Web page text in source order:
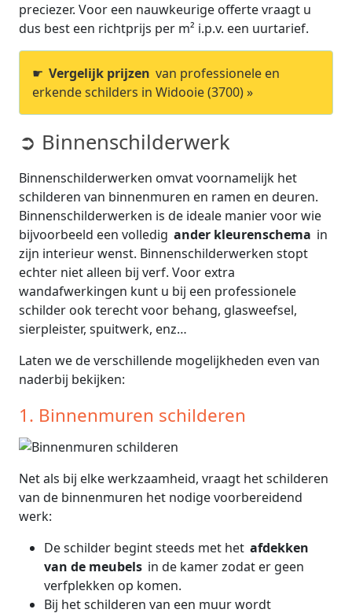
preciezer. Voor een nauwkeurige offerte vraagt u
dus best een richtprijs per m² i.p.v. een uurtarief.
☛ Vergelijk prijzen van professionele en
erkende schilders in Widooie (3700) »
➲ Binnenschilderwerk
Binnenschilderwerken omvat voornamelijk het
schilderen van binnenmuren en ramen en deuren.
Binnenschilderwerken is de ideale manier voor wie
bijvoorbeeld een volledig ander kleurenschema in
zijn interieur wenst. Binnenschilderwerken stopt
echter niet alleen bij verf. Voor extra
wandafwerkingen kunt u bij een professionele
schilder ook terecht voor behang, glasweefsel,
sierpleister, spuitwerk, enz…
Laten we de verschillende mogelijkheden even van
naderbij bekijken:
1. Binnenmuren schilderen
Net als bij elke werkzaamheid, vraagt het schilderen
van de binnenmuren het nodige voorbereidend
werk:
De schilder begint steeds met het afdekken
van de meubels in de kamer zodat er geen
verfplekken op komen.
Bij het schilderen van een muur wordt